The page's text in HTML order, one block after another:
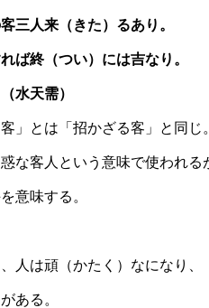
三人来（きた）るあり。
ば終（つい）には吉なり。
）
」とは「招かざる客」と同じ。
な客人という意味で使われる
意味する。
人は頑（かたく）なになり、
ある。